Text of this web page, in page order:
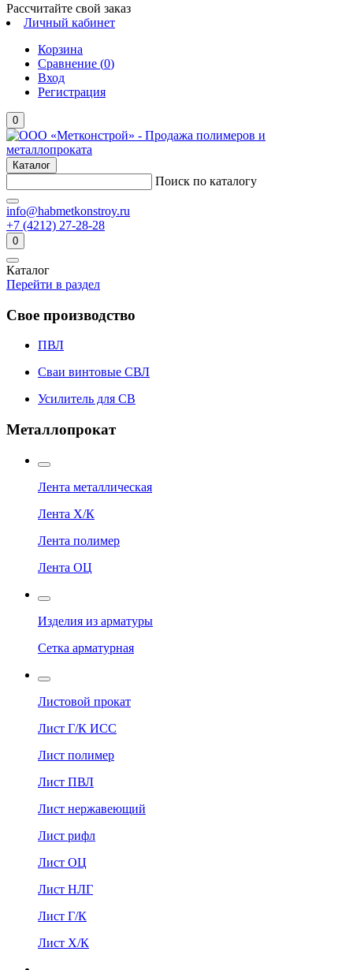
Рассчитайте свой заказ
Личный кабинет
Корзина
Сравнение (0)
Вход
Регистрация
0
Каталог
Поиск по каталогу
info@habmetkonstroy.ru
+7 (4212) 27-28-28
0
Каталог
Перейти в раздел
Свое производство
ПВЛ
Сваи винтовые СВЛ
Усилитель для СВ
Металлопрокат
Лента металлическая
Лента Х/К
Лента полимер
Лента ОЦ
Изделия из арматуры
Сетка арматурная
Листовой прокат
Лист Г/К ИСС
Лист полимер
Лист ПВЛ
Лист нержавеющий
Лист рифл
Лист ОЦ
Лист НЛГ
Лист Г/К
Лист Х/К